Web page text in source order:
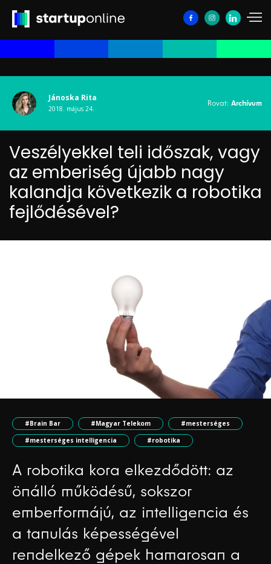
Jánoska Rita
2018. május 24.
Rovat: Archívum
Veszélyekkel teli időszak, vagy
az emberiség újabb nagy
kalandja következik a robotika
fejlődésével?
#Brain Bar #Magyar Telekom
#mesterséges
#mesterséges intelligencia
#robotika
A robotika kora elkezdődött: az
önálló működésű, sokszor
emberformájú, az intelligencia és
a tanulás képességével
rendelkező gépek hamarosan a